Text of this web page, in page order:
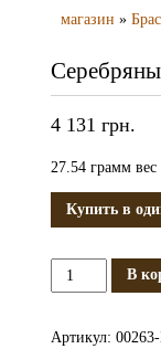
магазин »
4 131 грн.
27.54 грамм
Купить в
Количество
Серебряный
В
Артикул: